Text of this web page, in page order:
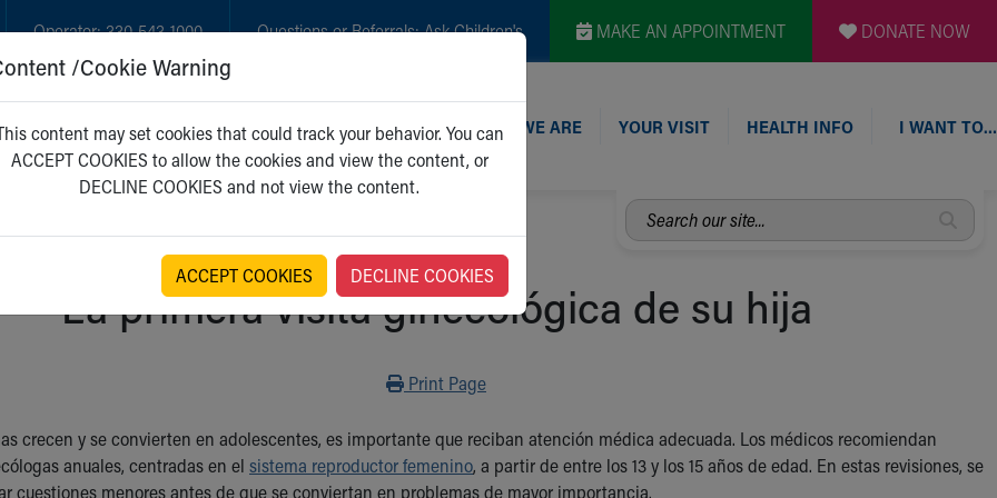
Operator:330-543-1000 Questions or Referrals:Ask Children's MAKE AN APPOINTMENT DONATE NOW
GET CARE NEW PARENTS WHO WE ARE YOUR VISIT HEALTH INFO I WANT TO…
Search
our
La primera visita ginecológica de su hija
Print
Print Page
crecen y se convierten en adolescentes, es importante que reciban atención médica adecuada. Los médicos recomiendan
anuales, centradas en el sistema reproductor femenino, a partir de entre los 13 y los 15 años de edad. En estas revisiones, se
cuestiones menores antes de que se conviertan en problemas de mayor importancia.
/Cookie Warning
content may set cookies that could track your behavior. You can
ACCEPT COOKIES to allow the cookies and view the content, or
DECLINE COOKIES and not view the content.
ACCEPT COOKIES DECLINE COOKIES